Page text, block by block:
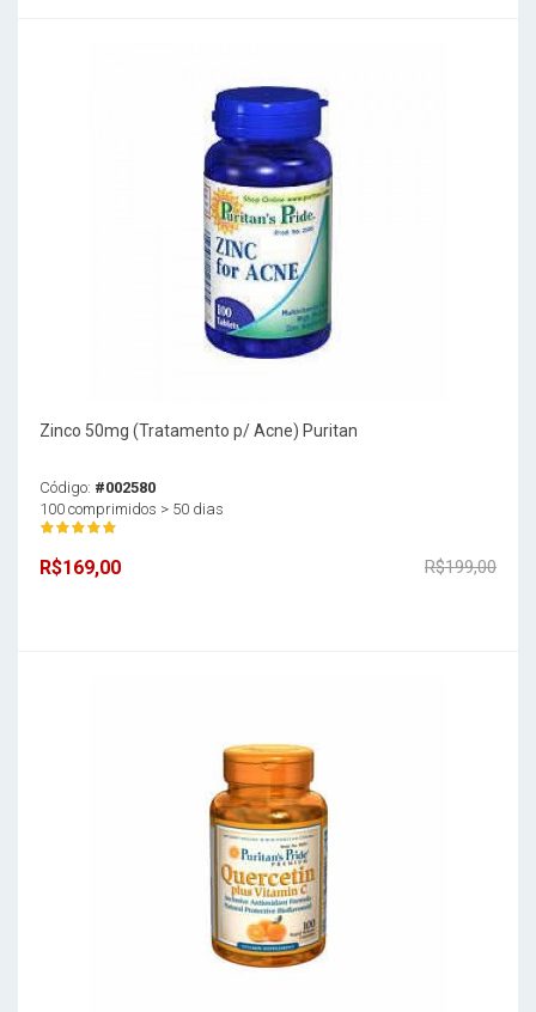
Zinco 50mg (Tratamento p/ Acne) Puritan
Código: #002580
100 comprimidos > 50 dias
R$199,00
R$169,00